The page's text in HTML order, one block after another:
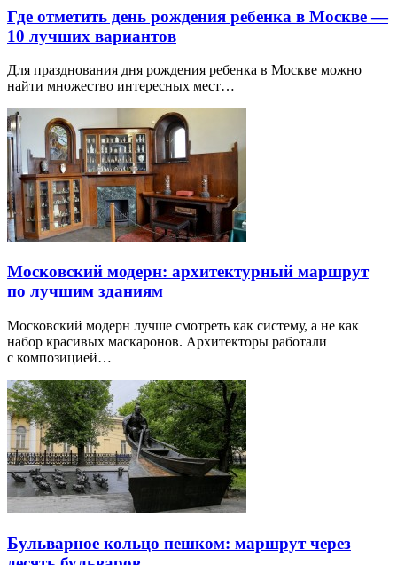
Где отметить день рождения ребенка в Москве —
10 лучших вариантов
Для празднования дня рождения ребенка в Москве можно
найти множество интересных мест…
Московский модерн: архитектурный маршрут
по лучшим зданиям
Московский модерн лучше смотреть как систему, а не как
набор красивых маскаронов. Архитекторы работали
с композицией…
Бульварное кольцо пешком: маршрут через